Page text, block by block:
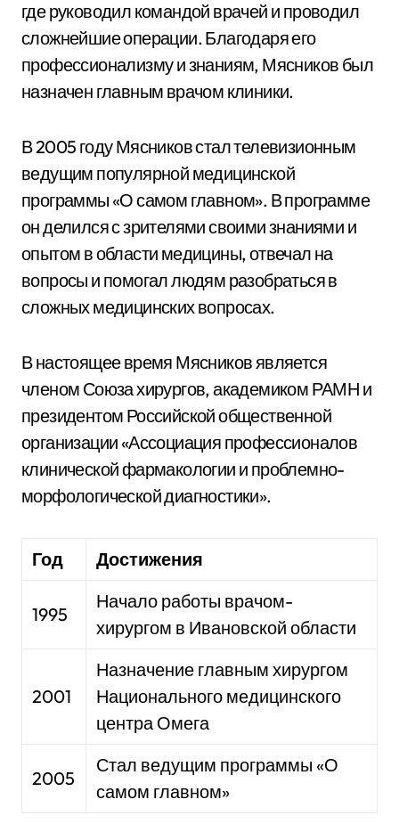
где руководил командой врачей и проводил
сложнейшие операции. Благодаря его
профессионализму и знаниям, Мясников был
назначен главным врачом клиники.
В 2005 году Мясников стал телевизионным
ведущим популярной медицинской
программы «О самом главном». В программе
он делился с зрителями своими знаниями и
опытом в области медицины, отвечал на
вопросы и помогал людям разобраться в
сложных медицинских вопросах.
В настоящее время Мясников является
членом Союза хирургов, академиком РАМН и
президентом Российской общественной
организации «Ассоциация профессионалов
клинической фармакологии и проблемно-
морфологической диагностики».
Год Достижения
1995
Начало работы врачом-
хирургом в Ивановской области
2001
Назначение главным хирургом
Национального медицинского
центра Омега
2005
Стал ведущим программы «О
самом главном»